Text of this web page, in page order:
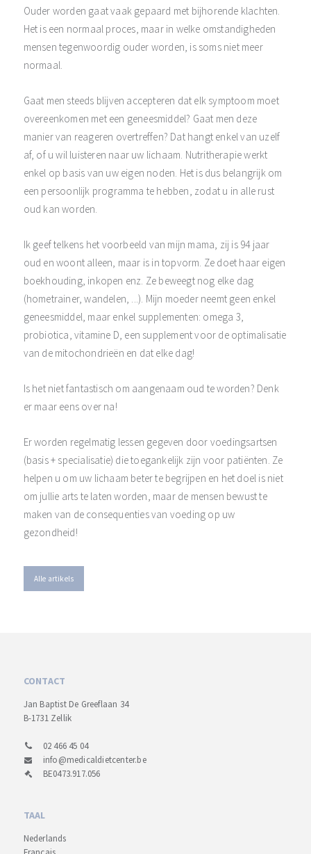
Ouder worden gaat vaak gepaard met bijhorende klachten.
Het is een normaal proces, maar in welke omstandigheden
mensen tegenwoordig ouder worden, is soms niet meer
normaal.
Gaat men steeds blijven accepteren dat elk symptoom moet
overeenkomen met een geneesmiddel? Gaat men deze
manier van reageren overtreffen? Dat hangt enkel van uzelf
af, of u wil luisteren naar uw lichaam. Nutritherapie werkt
enkel op basis van uw eigen noden. Het is dus belangrijk om
een persoonlijk programma te hebben, zodat u in alle rust
oud kan worden.
Ik geef telkens het voorbeeld van mijn mama, zij is 94 jaar
oud en woont alleen, maar is in topvorm. Ze doet haar eigen
boekhouding, inkopen enz. Ze beweegt nog elke dag
(hometrainer, wandelen, ...). Mijn moeder neemt geen enkel
geneesmiddel, maar enkel supplementen: omega 3,
probiotica, vitamine D, een supplement voor de optimalisatie
van de mitochondrieën en dat elke dag!
Is het niet fantastisch om aangenaam oud te worden? Denk
er maar eens over na!
Er worden regelmatig lessen gegeven door voedingsartsen
(basis + specialisatie) die toegankelijk zijn voor patiënten. Ze
helpen u om uw lichaam beter te begrijpen en het doel is niet
om jullie arts te laten worden, maar de mensen bewust te
maken van de consequenties van voeding op uw
gezondheid!
Alle artikels
CONTACT
Jan Baptist De Greeflaan 34
B-1731 Zellik
02 466 45 04
info@medicaldietcenter.be
BE0473.917.056
TAAL
Nederlands